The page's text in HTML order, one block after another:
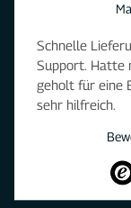
Schnelle
Support. Hatte
geholt für eine
sehr hilfreich.